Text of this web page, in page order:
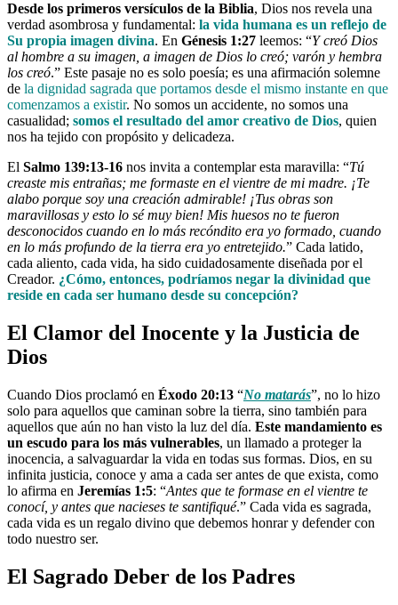
Desde los primeros versículos de la Biblia, Dios nos revela una
verdad asombrosa y fundamental: la vida humana es un reflejo de
Su propia imagen divina. En Génesis 1:27 leemos: “Y creó Dios
al hombre a su imagen, a imagen de Dios lo creó; varón y hembra
los creó.” Este pasaje no es solo poesía; es una afirmación solemne
de la dignidad sagrada que portamos desde el mismo instante en que
comenzamos a existir. No somos un accidente, no somos una
casualidad; somos el resultado del amor creativo de Dios, quien
nos ha tejido con propósito y delicadeza.
El Salmo 139:13-16 nos invita a contemplar esta maravilla: “Tú
creaste mis entrañas; me formaste en el vientre de mi madre. ¡Te
alabo porque soy una creación admirable! ¡Tus obras son
maravillosas y esto lo sé muy bien! Mis huesos no te fueron
desconocidos cuando en lo más recóndito era yo formado, cuando
en lo más profundo de la tierra era yo entretejido.” Cada latido,
cada aliento, cada vida, ha sido cuidadosamente diseñada por el
Creador. ¿Cómo, entonces, podríamos negar la divinidad que
reside en cada ser humano desde su concepción?
El Clamor del Inocente y la Justicia de
Dios
Cuando Dios proclamó en Éxodo 20:13 “No matarás”, no lo hizo
solo para aquellos que caminan sobre la tierra, sino también para
aquellos que aún no han visto la luz del día. Este mandamiento es
un escudo para los más vulnerables, un llamado a proteger la
inocencia, a salvaguardar la vida en todas sus formas. Dios, en su
infinita justicia, conoce y ama a cada ser antes de que exista, como
lo afirma en Jeremías 1:5: “Antes que te formase en el vientre te
conocí, y antes que nacieses te santifiqué.” Cada vida es sagrada,
cada vida es un regalo divino que debemos honrar y defender con
todo nuestro ser.
El Sagrado Deber de los Padres